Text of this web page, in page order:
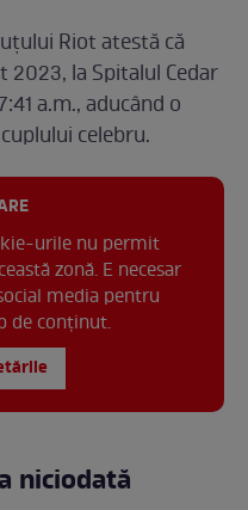
Riot atestă că
2023, la Spitalul Cedar
a.m., aducând o
celebru.
urile nu permit
zonă. E necesar
media pentru
de conținut.
niciodată